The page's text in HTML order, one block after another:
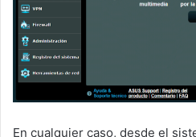
En cualquier caso, desde el